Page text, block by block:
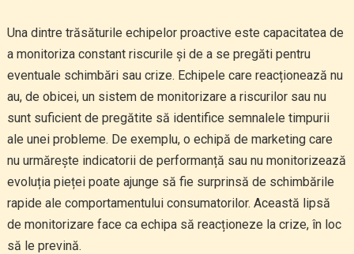
Una dintre trăsăturile echipelor proactive este capacitatea de
a monitoriza constant riscurile și de a se pregăti pentru
eventuale schimbări sau crize. Echipele care reacționează nu
au, de obicei, un sistem de monitorizare a riscurilor sau nu
sunt suficient de pregătite să identifice semnalele timpurii
ale unei probleme. De exemplu, o echipă de marketing care
nu urmărește indicatorii de performanță sau nu monitorizează
evoluția pieței poate ajunge să fie surprinsă de schimbările
rapide ale comportamentului consumatorilor. Această lipsă
de monitorizare face ca echipa să reacționeze la crize, în loc
să le prevină.